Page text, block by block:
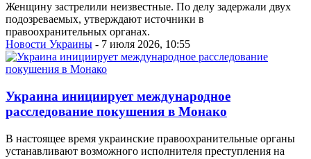
Женщину застрелили неизвестные. По делу задержали двух
подозреваемых, утверждают источники в
правоохранительных органах.
Новости Украины - 7 июля 2026, 10:55
Украина инициирует международное
расследование покушения в Монако
В настоящее время украинские правоохранительные органы
устанавливают возможного исполнителя преступления на